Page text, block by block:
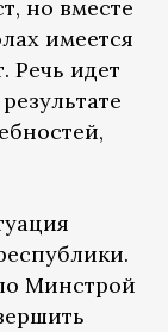
но вместе
имеется
Речь идет
Минстрой